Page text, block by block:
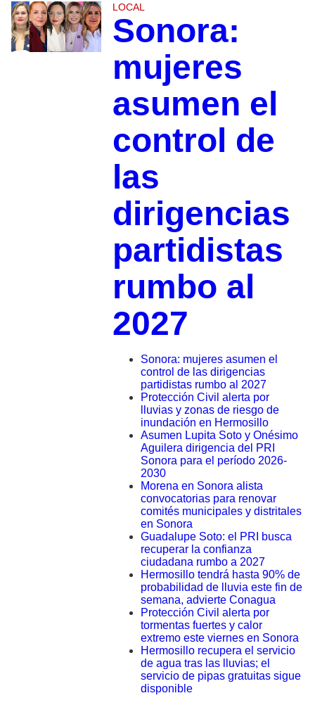
LOCAL
Sonora:
mujeres
asumen el
control de
las
dirigencias
partidistas
rumbo al
2027
Sonora: mujeres asumen el
control de las dirigencias
partidistas rumbo al 2027
Protección Civil alerta por
lluvias y zonas de riesgo de
inundación en Hermosillo
Asumen Lupita Soto y Onésimo
Aguilera dirigencia del PRI
Sonora para el período 2026-
2030
Morena en Sonora alista
convocatorias para renovar
comités municipales y distritales
en Sonora
Guadalupe Soto: el PRI busca
recuperar la confianza
ciudadana rumbo a 2027
Hermosillo tendrá hasta 90% de
probabilidad de lluvia este fin de
semana, advierte Conagua
Protección Civil alerta por
tormentas fuertes y calor
extremo este viernes en Sonora
Hermosillo recupera el servicio
de agua tras las lluvias; el
servicio de pipas gratuitas sigue
disponible